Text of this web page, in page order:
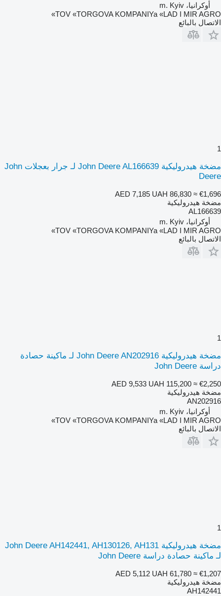
أوكرانيا، m. Kyiv
TOV «TORGOVA KOMPANIYa «LAD I MIR AGRO»
الاتصال بالبائع
1
مضخة هيدروليكية John Deere AL166639 لـ جرار بعجلات John
Deere
AED 7,185 UAH 86,830 ≈ €1,696
مضخة هيدروليكية
AL166639
أوكرانيا، m. Kyiv
TOV «TORGOVA KOMPANIYa «LAD I MIR AGRO»
الاتصال بالبائع
1
مضخة هيدروليكية John Deere AN202916 لـ ماكينة حصادة
دراسة John Deere
AED 9,533 UAH 115,200 ≈ €2,250
مضخة هيدروليكية
AN202916
أوكرانيا، m. Kyiv
TOV «TORGOVA KOMPANIYa «LAD I MIR AGRO»
الاتصال بالبائع
1
مضخة هيدروليكية John Deere AH142441, AH130126, AH131
لـ ماكينة حصادة دراسة John Deere
AED 5,112 UAH 61,780 ≈ €1,207
مضخة هيدروليكية
AH142441